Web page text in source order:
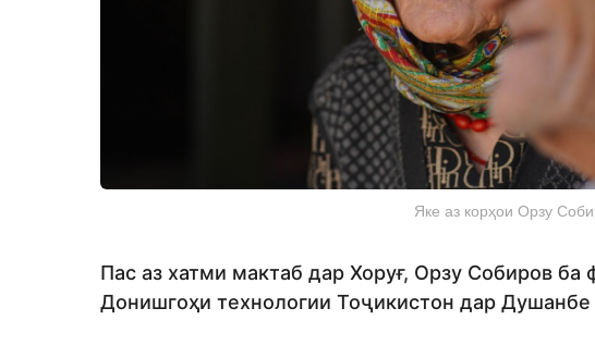
Яке аз корҳои Орзу
Пас аз хатми мактаб дар Хоруғ, Орзу Собиров ба
Донишгоҳи технологии Тоҷикистон дар